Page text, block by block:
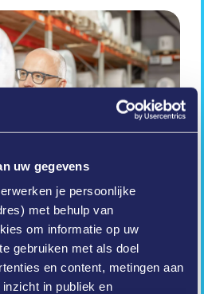
uw gegevens
je persoonlijke
met behulp van
om informatie op uw
gebruiken met als doel
en content, metingen aan
in publiek en
zu